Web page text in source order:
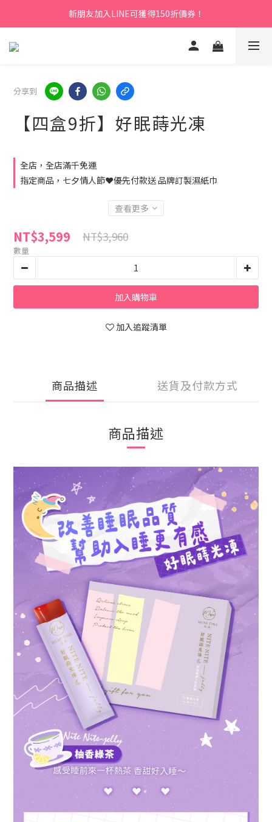
新朋友加入LINE可獲得150折價券！
分享到
【四盒9折】好眠蒔光凍
全店，全店滿千免運
指定商品，七夕情人節❤️優先付款送 品牌訂製濕紙巾
查看更多
NT$3,599 NT$3,960
數量
加入購物車
加入追蹤清單
商品描述 送貨及付款方式
商品描述